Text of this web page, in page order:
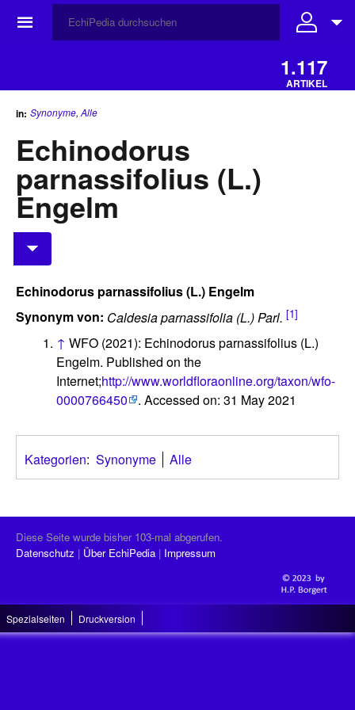
☰
1.117
ARTIKEL
in: Synonyme, Alle
Echinodorus
parnassifolius (L.)
Engelm
Echinodorus parnassifolius (L.) Engelm
Synonym von: Caldesia parnassifolia (L.) Parl. [1]
↑ WFO (2021): Echinodorus parnassifolius (L.)
Engelm. Published on the
Internet;http://www.worldfloraonline.org/taxon/wfo-
0000766450
. Accessed on: 31 May 2021
Kategorien: Synonyme Alle
Diese Seite wurde bisher 103-mal abgerufen.
Datenschutz
Über EchiPedia Impressum
Spezialseiten Druckversion